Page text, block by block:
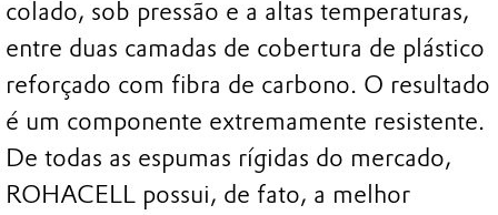
colado, sob pressão e a altas temperaturas,
entre duas camadas de cobertura de plástico
reforçado com fibra de carbono. O resultado
é um componente extremamente resistente.
De todas as espumas rígidas do mercado,
ROHACELL possui, de fato, a melhor